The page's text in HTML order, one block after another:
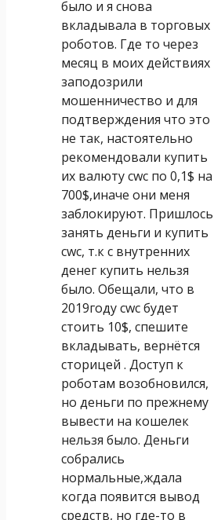
было и я снова
вкладывала в торговых
роботов. Где то через
месяц в моих действиях
заподозрили
мошенничество и для
подтверждения что это
не так, настоятельно
рекомендовали купить
их валюту cwc по 0,1$ на
700$,иначе они меня
заблокируют. Пришлось
занять деньги и купить
cwc, т.к с внутренних
денег купить нельзя
было. Обещали, что в
2019году cwc будет
стоить 10$, спешите
вкладывать, вернётся
сторицей . Доступ к
роботам возобновился,
но деньги по прежнему
вывести на кошелек
нельзя было. Деньги
собрались
нормальные,ждала
когда появится вывод
средств, но где-то в